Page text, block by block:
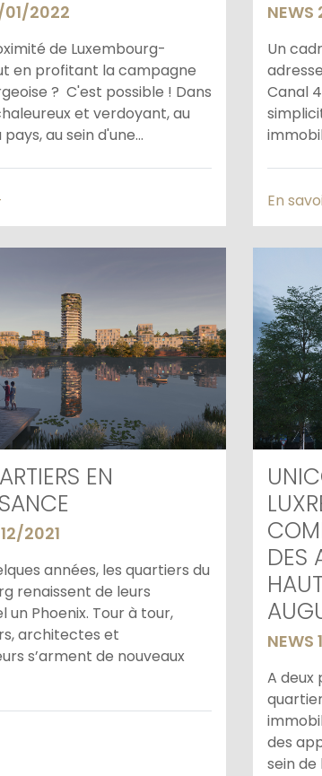
01/2022
de Luxembourg-
en profitant la campagne
? C'est possible ! Dans
et verdoyant, au
au sein d'une...
Un
Canal
En
EN
2021
années, les quartiers du
renaissent de leurs
un Phoenix. Tour à tour,
architectes et
s’arment de nouveaux
DES
NEWS
A deux
des
sein de